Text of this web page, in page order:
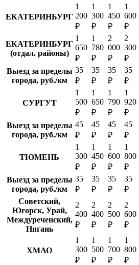
ЕКАТЕРИНБУРГ
1
200
₽
1
300
₽
1
450
₽
1
600
₽
ЕКАТЕРИНБУРГ
(отдал. районы)
1
650
₽
1
780
₽
2
000
₽
2
300
₽
Выезд за пределы
города, руб./км
35
₽
35
₽
35
₽
35
₽
СУРГУТ
1
500
₽
1
650
₽
1
790
₽
1
920
₽
Выезд за пределы
города, руб./км
45
₽
45
₽
45
₽
45
₽
ТЮМЕНЬ
1
300
₽
1
450
₽
1
600
₽
1
800
₽
Выезд за пределы
города, руб./км
35
₽
35
₽
35
₽
35
₽
Советский,
Югорск, Урай,
Междуреченский,
Нягань
2
400
₽
2
400
₽
2
500
₽
2
600
₽
ХМАО
1
300
₽
1
500
₽
1
700
₽
1
800
₽